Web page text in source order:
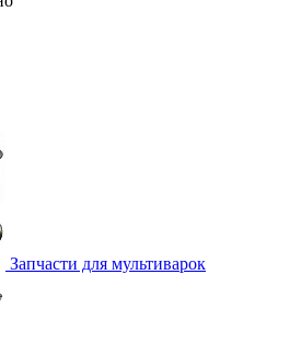
Запчасти для мультиварок